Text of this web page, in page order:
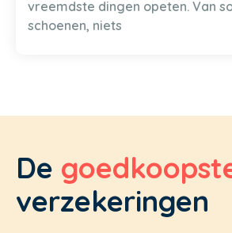
vreemdste dingen opeten. Van
schoenen, niets
De
verzekeringen